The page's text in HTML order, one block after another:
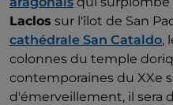
Laclos sur l'îlot de San
cathédrale San Cataldo,
colonnes du temple
contemporaines du XXe
d'émerveillement, il sera